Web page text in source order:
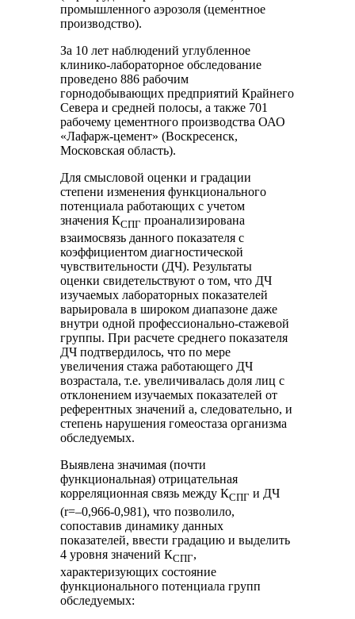
промышленного аэрозоля (цементное
производство).
За 10 лет наблюдений углубленное
клинико-лабораторное обследование
проведено 886 рабочим
горнодобывающих предприятий Крайнего
Севера и средней полосы, а также 701
рабочему цементного производства ОАО
«Лафарж-цемент» (Воскресенск,
Московская область).
Для смысловой оценки и градации
степени изменения функционального
потенциала работающих с учетом
значения КСПГ проанализирована
взаимосвязь данного показателя с
коэффициентом диагностической
чувствительности (ДЧ). Результаты
оценки свидетельствуют о том, что ДЧ
изучаемых лабораторных показателей
варьировала в широком диапазоне даже
внутри одной профессионально-стажевой
группы. При расчете среднего показателя
ДЧ подтвердилось, что по мере
увеличения стажа работающего ДЧ
возрастала, т.е. увеличивалась доля лиц с
отклонением изучаемых показателей от
референтных значений а, следовательно, и
степень нарушения гомеостаза организма
обследуемых.
Выявлена значимая (почти
функциональная) отрицательная
корреляционная связь между КСПГ и ДЧ
(r=–0,966-0,981), что позволило,
сопоставив динамику данных
показателей, ввести градацию и выделить
4 уровня значений КСПГ,
характеризующих состояние
функционального потенциала групп
обследуемых: